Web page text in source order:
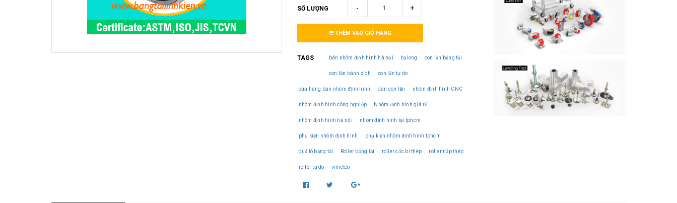
SỐ LƯỢNG - +
THÊM VÀO GIỎ HÀNG
TAGS bán nhôm định hình hà nội bulong con lăn băng tải
con lăn bánh xích con lăn tự do
cửa hàng bán nhôm định hình dàn con lăn nhôm định hình CNC
nhôm định hình công nghiệp Nhôm định hình giá rẻ
nhôm định hình hà nội nhôm định hình tại tphcm
phụ kiện nhôm định hình phụ kiện nhôm định hình tphcm
quả lô băng tải Roller băng tải roller cốc bi thép roller nắp thép
roller tự do vimetco